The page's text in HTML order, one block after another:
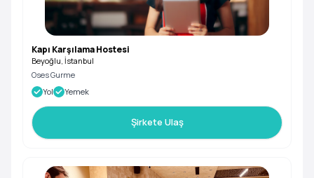
Kapı Karşılama Hostesi
Beyoğlu, İstanbul
Oses Gurme
Yol
Yemek
Şirkete Ulaş